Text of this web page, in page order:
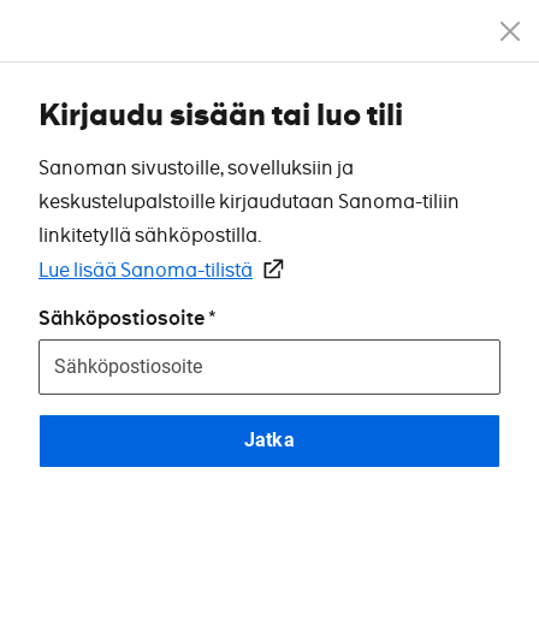
Kirjaudu sisään tai luo tili
Sanoman sivustoille, sovelluksiin ja
keskustelupalstoille kirjaudutaan Sanoma-tiliin
linkitetyllä sähköpostilla.
Lue lisää Sanoma-tilistä
Sähköpostiosoite
Jatka